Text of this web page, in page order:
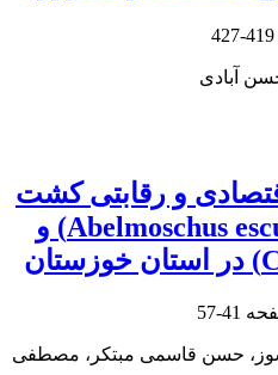
419-427
آبادی
و رقابتی کشت
مخلوط بامیه (Abelmoschus esculentus) و
41-57
حسن قاسمی مبتکر، مصطفی